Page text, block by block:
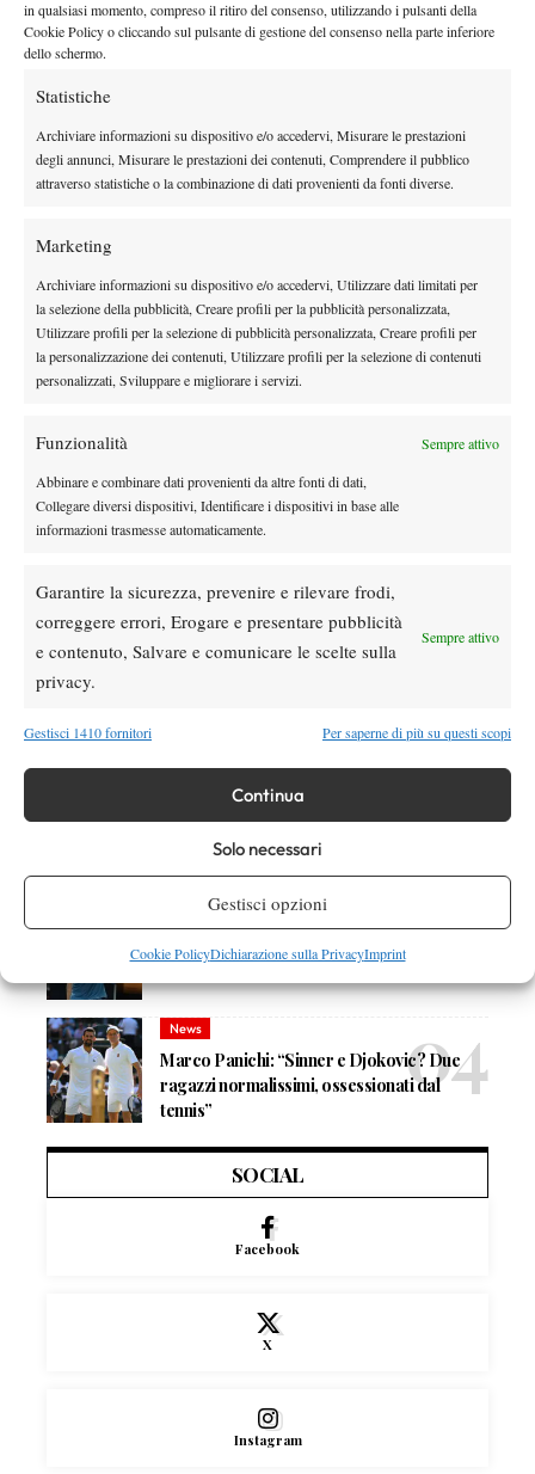
in qualsiasi momento, compreso il ritiro del consenso, utilizzando i pulsanti della
Cookie Policy o cliccando sul pulsante di gestione del consenso nella parte inferiore
dello schermo.
Statistiche
Archiviare informazioni su dispositivo e/o accedervi, Misurare le prestazioni
degli annunci, Misurare le prestazioni dei contenuti, Comprendere il pubblico
attraverso statistiche o la combinazione di dati provenienti da fonti diverse.
Marketing
Archiviare informazioni su dispositivo e/o accedervi, Utilizzare dati limitati per
la selezione della pubblicità, Creare profili per la pubblicità personalizzata,
Utilizzare profili per la selezione di pubblicità personalizzata, Creare profili per
la personalizzazione dei contenuti, Utilizzare profili per la selezione di contenuti
personalizzati, Sviluppare e migliorare i servizi.
Funzionalità Sempre attivo
Abbinare e combinare dati provenienti da altre fonti di dati,
Collegare diversi dispositivi, Identificare i dispositivi in base alle
informazioni trasmesse automaticamente.
Garantire la sicurezza, prevenire e rilevare frodi,
correggere errori, Erogare e presentare pubblicità
e contenuto, Salvare e comunicare le scelte sulla
privacy.
Sempre attivo
Gestisci 1410 fornitori Per saperne di più su questi scopi
Continua
Solo necessari
Gestisci opzioni
Cookie PolicyDichiarazione sulla PrivacyImprint
Check this out on Chirbit
Karin Knapp
Marina Shamayko
Paolo Lorenzi
Stefano Travaglia Tennis
Nessun commento
Devi essereconnessoper inviare un commento.
DI TENDENZA
Atp News
torneo delle prime volte. Ora cerco di
avvicinarmi alla Top 100”
Wilson celebra Federer: ecco la RF 01 Pro
Hall of Fame 2026
News
Marco Panichi: “Sinner e Djokovic? Due
ragazzi normalissimi, ossessionati dal
tennis”
SOCIAL
Facebook
X
Instagram